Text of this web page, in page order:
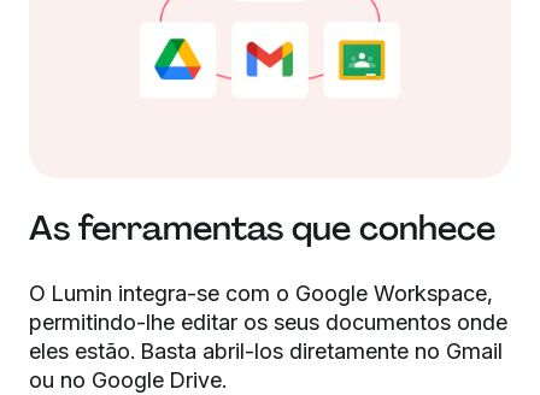
As ferramentas que conhece
O Lumin integra-se com o Google Workspace,
permitindo-lhe editar os seus documentos onde
eles estão. Basta abril-los diretamente no Gmail
ou no Google Drive.